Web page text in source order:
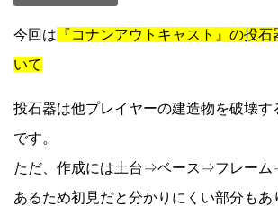
今回は 『コナンアウトキャスト』の投
いて
投石器は他プレイヤーの建造物を破壊す
です。
ただ、作成には土台⇒ベース⇒フレー
あるため初見だと分かりにくい部分もあ